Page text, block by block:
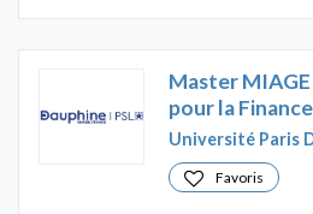
Master
pour la Finance
Université Paris
Favoris